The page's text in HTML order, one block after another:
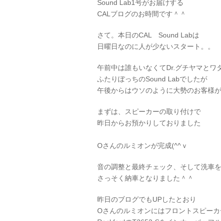
Sound Lab1号がお届けする
CALブログのお時間です＾＾
さて。本日のCAL Sound Labは
日曜日なのに人が少ないスタート。。
午前中は誰もいなくてDr.グチヤマとワ
ふたりぼっちのSound Labでしたが
午後からはウソのように大勢のお客様
まずは、スピーカーの取り付けで
昨日からお預かりしておりました
Oさんのルミオンが完成(^^ｖ
音の調整と最終チェック、そして洗車
さっそく納車となりました＾＾
昨日のブログでもUPしたとおり
Oさんのルミオンにはフロントスピーカ